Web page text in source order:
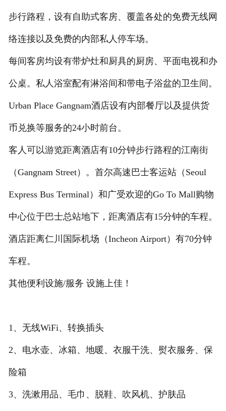
步行路程，设有自助式客房、覆盖各处的免费无线网
络连接以及免费的内部私人停车场。
每间客房均设有带炉灶和厨具的厨房、平面电视和办
公桌。私人浴室配有淋浴间和带电子浴盆的卫生间。
Urban Place Gangnam酒店设有内部餐厅以及提供货
币兑换等服务的24小时前台。
客人可以游览距离酒店有10分钟步行路程的江南街
（Gangnam Street）。首尔高速巴士客运站（Seoul
Express Bus Terminal）和广受欢迎的Go To Mall购物
中心位于巴士总站地下，距离酒店有15分钟的车程。
酒店距离仁川国际机场（Incheon Airport）有70分钟
车程。
其他便利设施/服务 设施上佳！
1、无线WiFi、转换插头
2、电水壶、冰箱、地暖、衣服干洗、熨衣服务、保
险箱
3、洗漱用品、毛巾、脱鞋、吹风机、护肤品